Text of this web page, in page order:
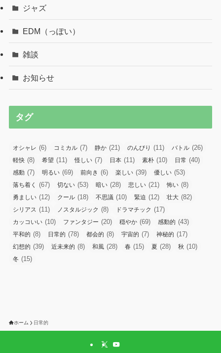
ジャズ
EDM（っぽい）
雑談
お知らせ
タグ
オシャレ (6) コミカル (7) 静か (21) のんびり (11) バトル (26)
軽快 (8) 希望 (11) 怪しい (7) 日本 (11) 素朴 (10) 日常 (40)
感動 (7) 明るい (69) 前向き (6) 楽しい (39) 優しい (53)
落ち着く (67) 切ない (53) 暗い (28) 悲しい (21) 怖い (8)
勇ましい (12) クール (18) 不思議 (10) 緊迫 (12) 壮大 (82)
シリアス (11) ノスタルジック (8) ドラマチック (17)
カッコいい (10) ファンタジー (20) 穏やか (69) 感動的 (43)
平和的 (8) 日常的 (78) 都会的 (8) 宇宙的 (7) 神秘的 (17)
幻想的 (39) 近未来的 (8) 和風 (28) 春 (15) 夏 (28) 秋 (10)
冬 (15)
ホーム 日常的